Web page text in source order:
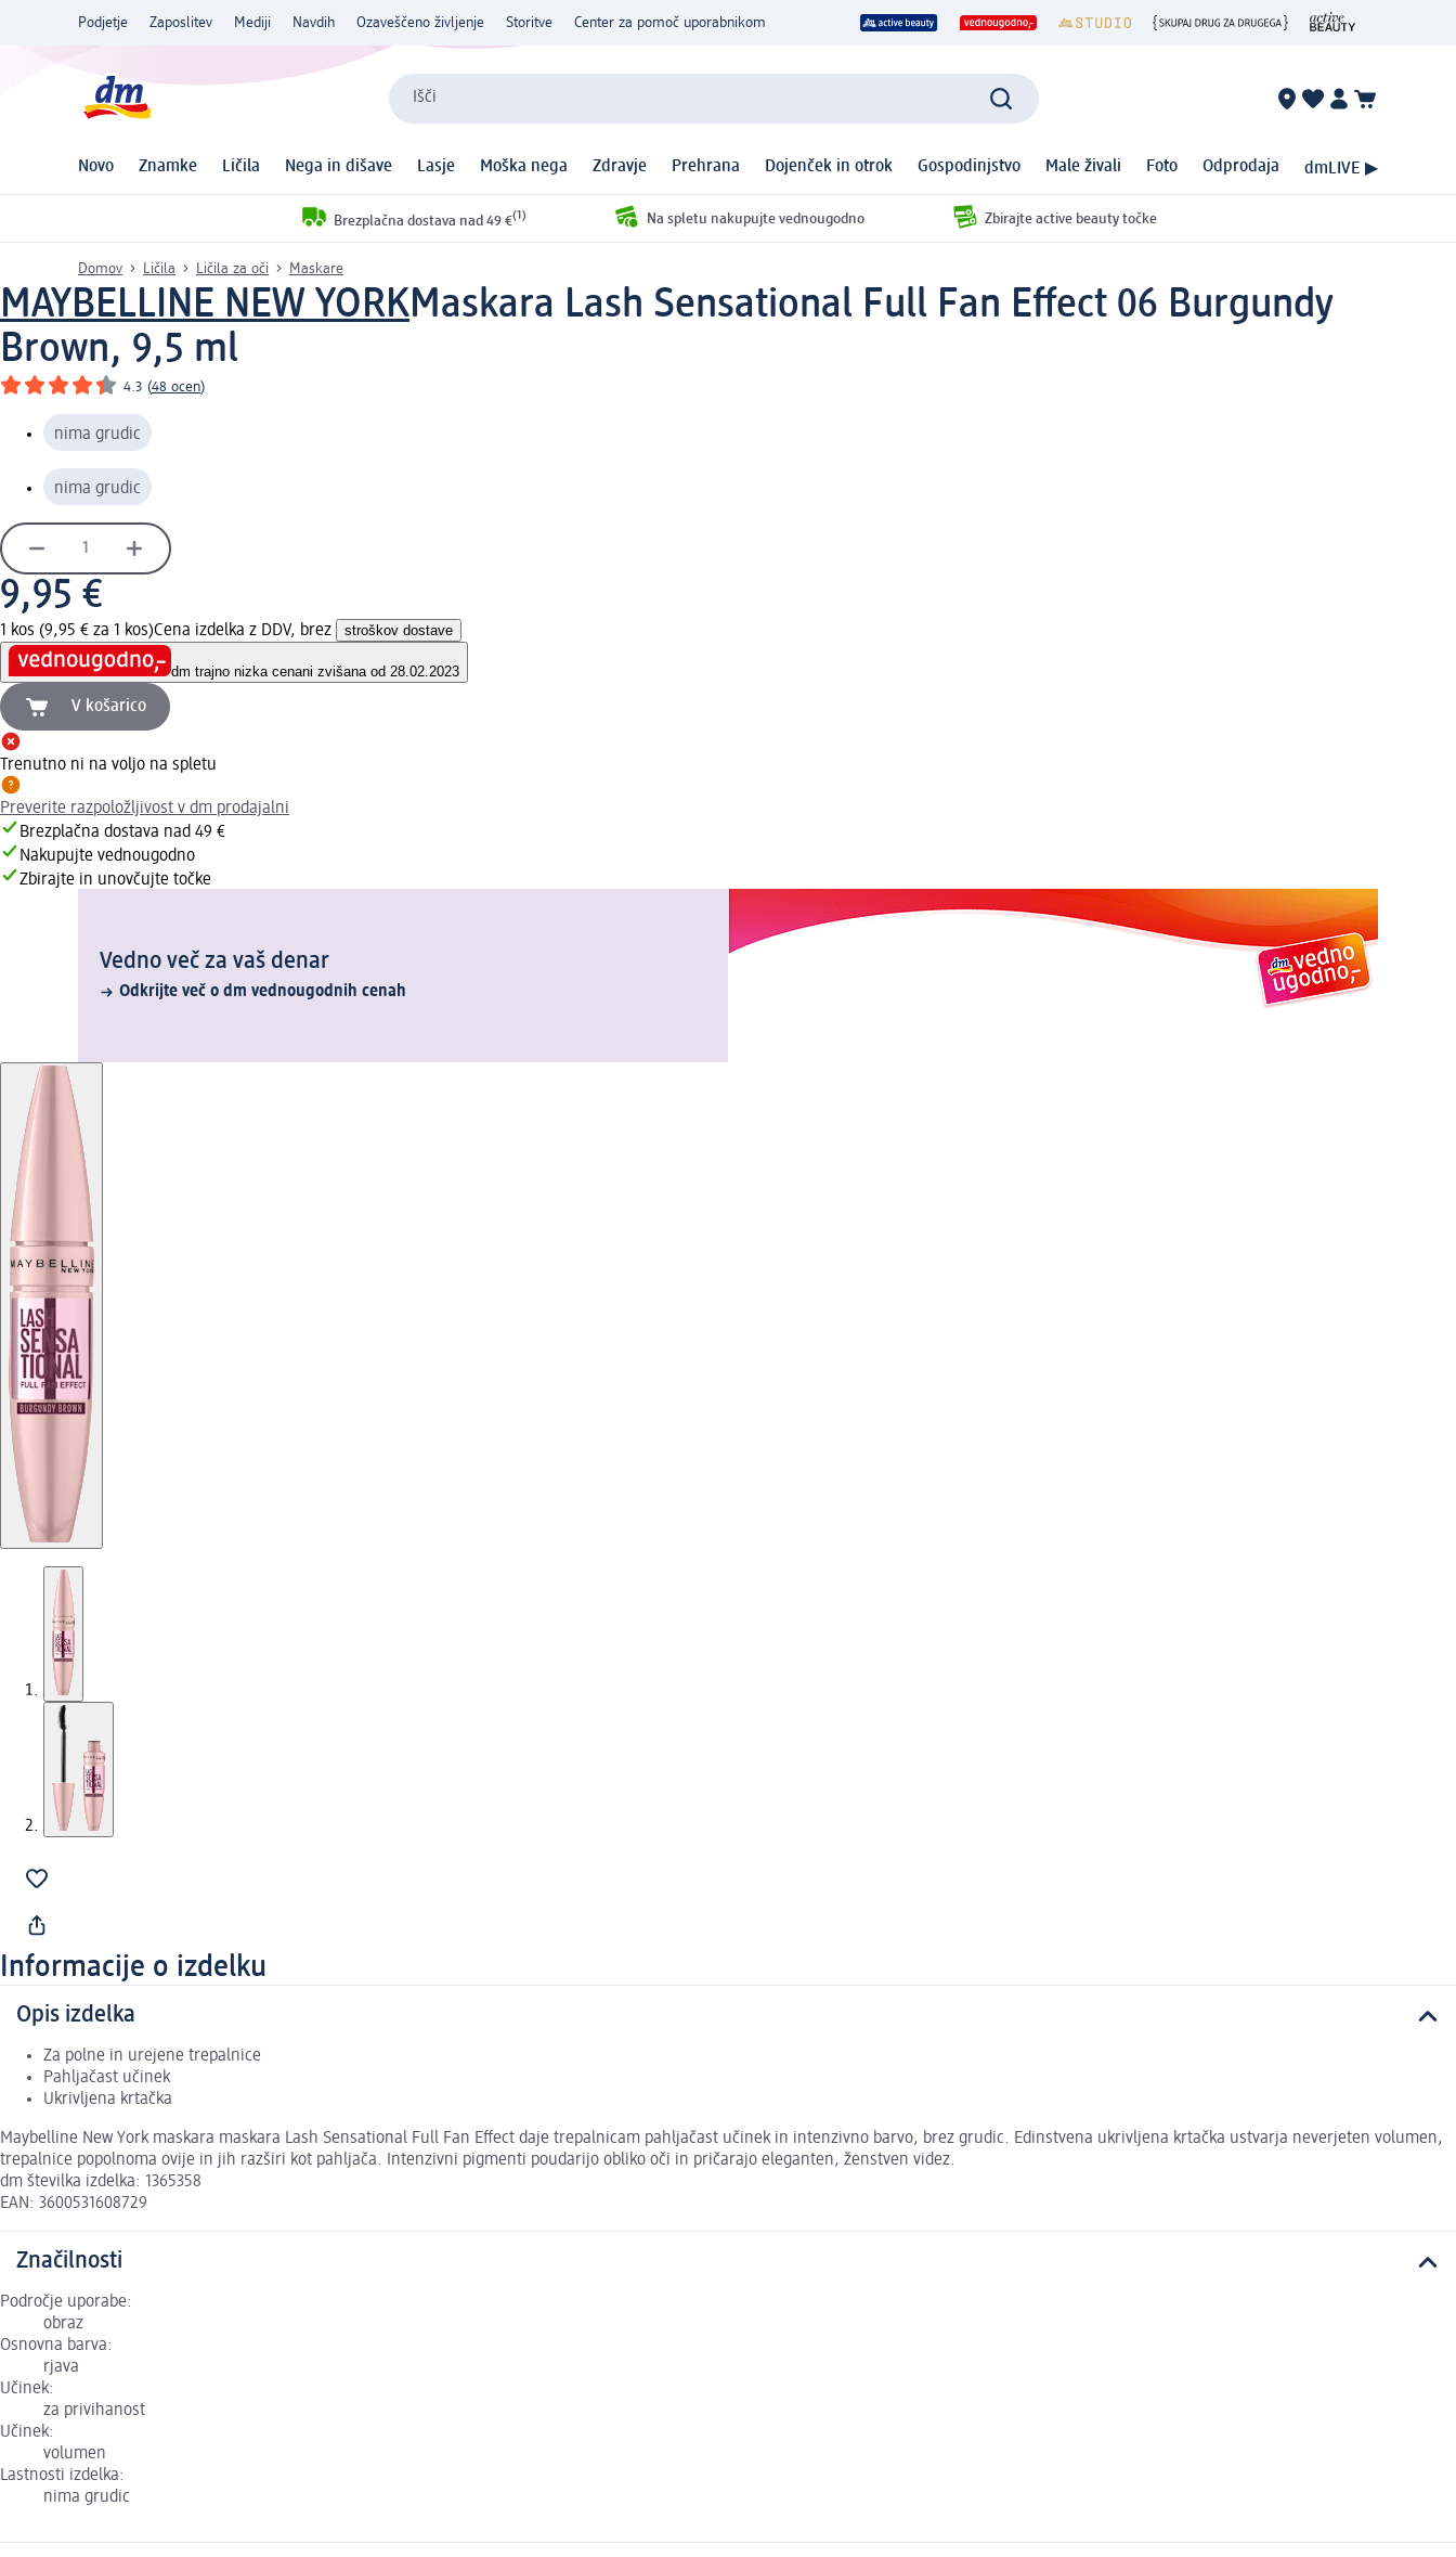
Podjetje Zaposlitev Mediji Navdih Ozaveščeno življenje Storitve Center za pomoč uporabnikom
Išči
Novo Znamke Ličila Nega in dišave Lasje Moška nega Zdravje Prehrana Dojenček in otrok Gospodinjstvo Male živali Foto Odprodaja dmLIVE ▶
Brezplačna dostava nad 49 €(1) Na spletu nakupujte vednougodno Zbirajte active beauty točke
Domov Ličila Ličila za oči Maskare
MAYBELLINE NEW YORKMaskara Lash Sensational Full Fan Effect 06 Burgundy
Brown, 9,5 ml
4.3 (48 ocen)
nima grudic
nima grudic
9,95 €
1 kos (9,95 € za 1 kos)Cena izdelka z DDV, brez stroškov dostave
dm trajno nizka cenani zvišana od 28.02.2023
V košarico
Trenutno ni na voljo na spletu
Preverite razpoložljivost v dm prodajalni
Brezplačna dostava nad 49 €
Nakupujte vednougodno
Zbirajte in unovčujte točke
Vedno več za vaš denar
Odkrijte več o dm vednougodnih cenah
Informacije o izdelku
Opis izdelka
Za polne in urejene trepalnice
Pahljačast učinek
Ukrivljena krtačka
Maybelline New York maskara maskara Lash Sensational Full Fan Effect daje trepalnicam pahljačast učinek in intenzivno barvo, brez grudic. Edinstvena ukrivljena krtačka ustvarja neverjeten volumen,
trepalnice popolnoma ovije in jih razširi kot pahljača. Intenzivni pigmenti poudarijo obliko oči in pričarajo eleganten, ženstven videz.
dm številka izdelka: 1365358
EAN: 3600531608729
Značilnosti
Področje uporabe:
obraz
Osnovna barva:
rjava
Učinek:
za privihanost
Učinek:
volumen
Lastnosti izdelka:
nima grudic